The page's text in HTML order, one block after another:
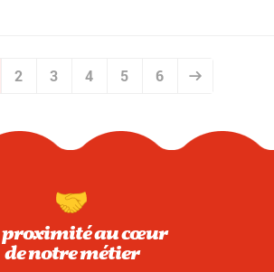
2 3 4 5 6
proximité au cœur
de notre métier